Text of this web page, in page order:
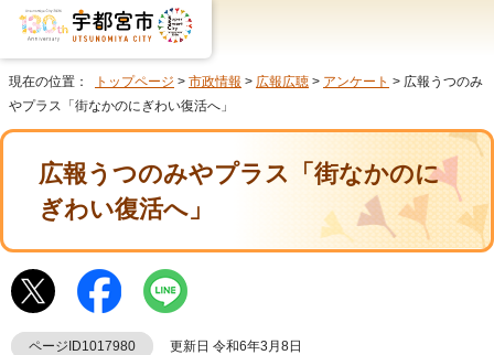
現在の位置： トップページ > 市政情報 > 広報広聴 > アンケート > 広報うつのみ
やプラス「街なかのにぎわい復活へ」
広報うつのみやプラス「街なかのに
ぎわい復活へ」
ページID1017980 更新日 令和6年3月8日